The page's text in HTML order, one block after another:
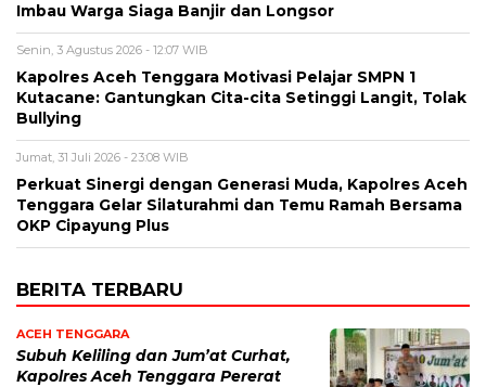
Imbau Warga Siaga Banjir dan Longsor
Senin, 3 Agustus 2026 - 12:07 WIB
Kapolres Aceh Tenggara Motivasi Pelajar SMPN 1
Kutacane: Gantungkan Cita-cita Setinggi Langit, Tolak
Bullying
Jumat, 31 Juli 2026 - 23:08 WIB
Perkuat Sinergi dengan Generasi Muda, Kapolres Aceh
Tenggara Gelar Silaturahmi dan Temu Ramah Bersama
OKP Cipayung Plus
BERITA TERBARU
ACEH TENGGARA
Subuh Keliling dan Jum’at Curhat,
Kapolres Aceh Tenggara Pererat